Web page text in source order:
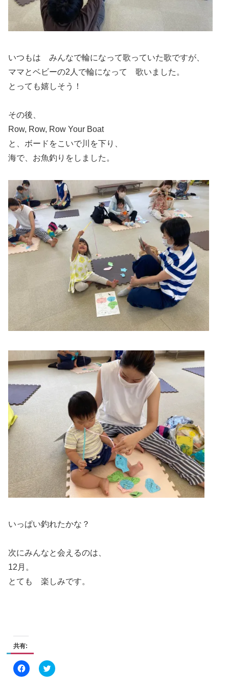
いつもは みんなで輪になって歌っていた歌ですが、
ママとベビーの2人で輪になって 歌いました。
とっても嬉しそう！
その後、
Row, Row, Row Your Boat
と、ボードをこいで川を下り、
海で、お魚釣りをしました。
いっぱい釣れたかな？
次にみんなと会えるのは、
12月。
とても 楽しみです。
共有:
F
a
ク
リ